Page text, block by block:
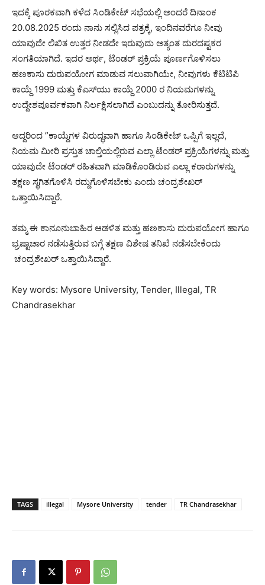
ಇದಕ್ಕೆ ಪೂರಕವಾಗಿ ಕಳೆದ ಸಿಂಡಿಕೇಟ್ ಸಭೆಯಲ್ಲಿ ಅಂದರೆ ದಿನಾಂಕ
20.08.2025 ರಂದು ನಾನು ಸಲ್ಲಿಸಿದ ಪತ್ರಕ್ಕೆ, ಇಂದಿನವರೆಗೂ ನೀವು
ಯಾವುದೇ ಲಿಖಿತ ಉತ್ತರ ನೀಡದೇ ಇರುವುದು ಅತ್ಯಂತ ದುರದಷ್ಟಕರ
ಸಂಗತಿಯಾಗಿದೆ. ಇದರ ಅರ್ಥ, ಟೆಂಡ‌ರ್ ಪ್ರಕ್ರಿಯೆ ಪೂರ್ಣಗೊಳಿಸಲು
ಹಣಕಾಸು ದುರುಪಯೋಗ ಮಾಡುವ ಸಲುವಾಗಿಯೇ, ನೀವುಗಳು ಕೆಟಿಟಿಪಿ
ಕಾಯ್ದೆ 1999 ಮತ್ತು ಕೆಎಸ್‌ಯು ಕಾಯ್ದೆ 2000 ರ ನಿಯಮಗಳನ್ನು
ಉದ್ದೇಶಪೂರ್ವಕವಾಗಿ ನಿರ್ಲಕ್ಷಿಸಲಾಗಿದೆ ಎಂಬುದನ್ನು ತೋರಿಸುತ್ತದೆ.
ಆದ್ದರಿಂದ ”ಕಾಯ್ದೆಗಳ ವಿರುದ್ಧವಾಗಿ ಹಾಗೂ ಸಿಂಡಿಕೇಟ್ ಒಪ್ಪಿಗೆ ಇಲ್ಲದೆ,
ನಿಯಮ ಮೀರಿ ಪ್ರಸ್ತುತ ಚಾಲ್ತಿಯಲ್ಲಿರುವ ಎಲ್ಲಾ ಟೆಂಡರ್ ಪ್ರಕ್ರಿಯೆಗಳನ್ನು ಮತ್ತು
ಯಾವುದೇ ಟೆಂಡ‌ರ್ ರಹಿತವಾಗಿ ಮಾಡಿಕೊಂಡಿರುವ ಎಲ್ಲಾ ಕರಾರುಗಳನ್ನು
ತಕ್ಷಣ ಸ್ಥಗಿತಗೊಳಿಸಿ ರದ್ದುಗೊಳಿಸಬೇಕು ಎಂದು ಚಂದ್ರಶೇಖರ್
ಒತ್ತಾಯಿಸಿದ್ದಾರೆ.
ತಮ್ಮ ಈ ಕಾನೂನುಬಾಹಿರ ಆಡಳಿತ ಮತ್ತು ಹಣಕಾಸು ದುರುಪಯೋಗ ಹಾಗೂ
ಭ್ರಷ್ಟಾಚಾರ ನಡೆಸುತ್ತಿರುವ ಬಗ್ಗೆ ತಕ್ಷಣ ವಿಶೇಷ ತನಿಖೆ ನಡೆಸಬೇಕೆಂದು
ಚಂದ್ರಶೇಖರ್ ಒತ್ತಾಯಿಸಿದ್ದಾರೆ.
Key words: Mysore University, Tender, Illegal, TR
Chandrasekhar
TAGS illegal Mysore University tender TR Chandrasekhar